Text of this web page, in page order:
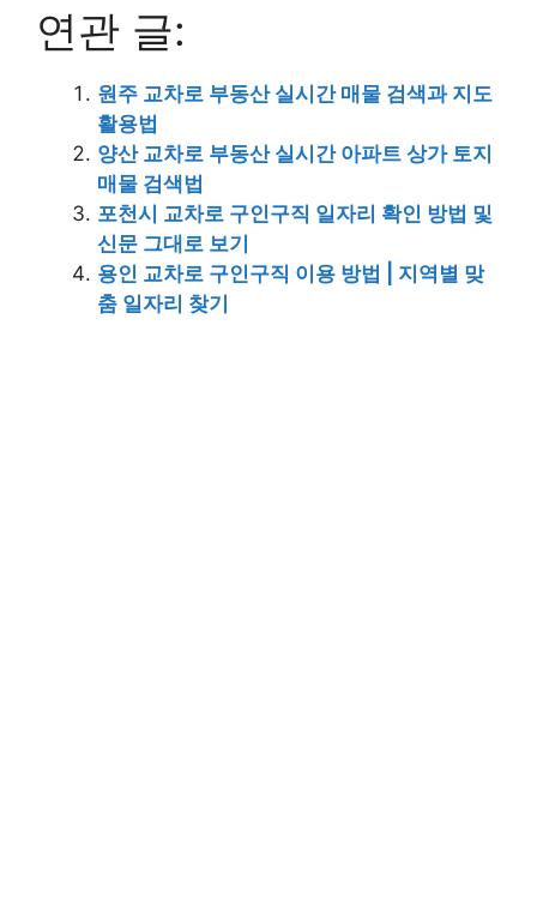
연관 글:
원주 교차로 부동산 실시간 매물 검색과 지도
활용법
양산 교차로 부동산 실시간 아파트 상가 토지
매물 검색법
포천시 교차로 구인구직 일자리 확인 방법 및
신문 그대로 보기
용인 교차로 구인구직 이용 방법 | 지역별 맞
춤 일자리 찾기